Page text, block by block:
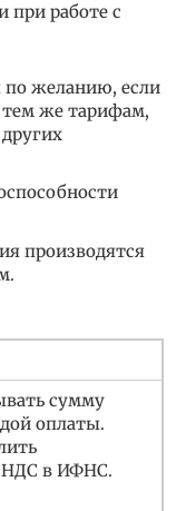
при работе с
по желанию, если
тем же тарифам,
производятся
сумму
оплаты.
в ИФНС.